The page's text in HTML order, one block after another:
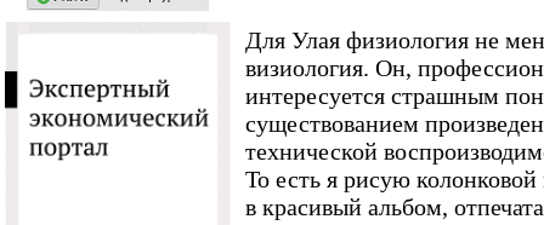
Для Улая физиология не
визиология. Он,
интересуется страшным
существованием
технической
То есть я рисую
в красивый альбом,